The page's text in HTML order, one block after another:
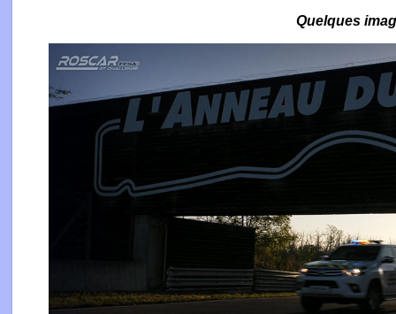
Quelques